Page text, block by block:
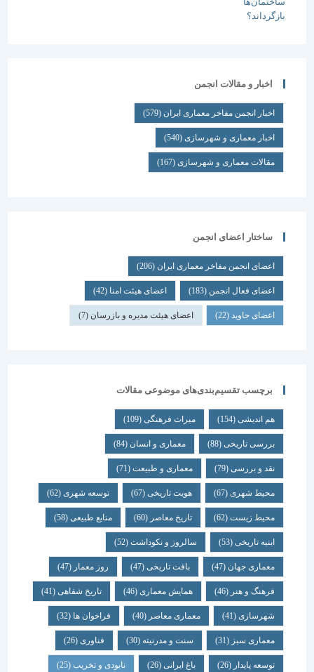
اخبار و مقالات انجمن
اخبار انجمن مفاخر معماری ایران (579)
اخبار معماری و شهرسازی(540)
مقالات معماری و شهرسازی(167)
ساختار اعضای انجمن
اعضای انجمن مفاخر معماری ایران (206)
اعضای فعال انجمن(183) اعضای هیئت امنا(42)
اعضای جاوید(22) اعضای هیئت مدیره و بازرسان(7)
برچسب تقسیم‌بندی‌های موضوعی مقالات
هم اندیشی (154) میراث فرهنگی (109)
بررسی تاریخی (88) معماری و انسان (84)
نقد و بررسی (79) معماری و طبیعت (71)
محیط شهری(67) هویت تاریخی(67) توسعه شهری(62)
محیط زیست(62) تاریخ معاصر(60) منابع طبیعی(58)
ابنیه تاریخی(53) سالروز و نکوداشت(52)
معماری جهان (47) بافت تاریخی(47) روز معمار(47)
فرهنگ و هنر(46) همایش معماری (46) تاریخ شفاهی (41)
شهرسازی(41) معماری معاصر(40) فراخوان ها (32)
معماری سبز(31) سنت و مدرنیته(30) فناوری (26)
توسعه پایدار(26) باغ ایرانی(26) نابودی و تخریب(25)